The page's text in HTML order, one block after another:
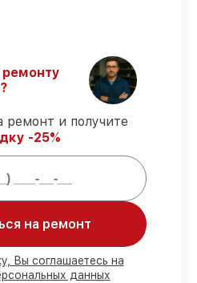
прицела EOTech 1-
сроки.
ремонта – все все
гарантийной
лет.
в присутствии
остальные
ремонту
ремонт и получите
-25%
на ремонт
Вы соглашаетесь на
данных